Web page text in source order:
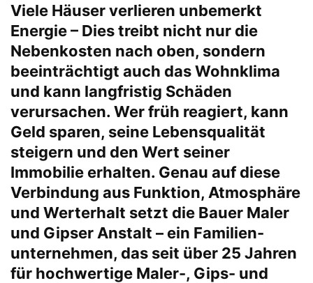
Viele Häuser verlieren unbemerkt
Energie – Dies treibt nicht nur die
Nebenkosten nach oben, sondern
beeinträchtigt auch das Wohnklima
und kann langfristig Schäden
verursachen. Wer früh reagiert, kann
Geld sparen, seine Lebensqualität
steigern und den Wert seiner
Immobilie erhalten. Genau auf diese
Verbindung aus Funktion, Atmosphäre
und Werterhalt setzt die Bauer Maler
und Gipser Anstalt – ein Familien-
unternehmen, das seit über 25 Jahren
für hochwertige Maler-, Gips- und